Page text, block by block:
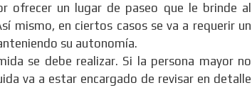
ofrecer un lugar de paseo que le brinde al
mismo, en ciertos casos se va a requerir un
su autonomía.
se debe realizar. Si la persona mayor no
va a estar encargado de revisar en detalle